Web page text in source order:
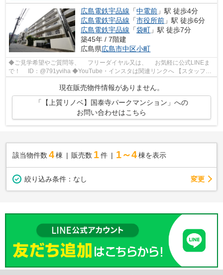
広島電鉄宇品線 「中電前 」駅 徒歩4分
広島電鉄宇品線 「市役所前 」駅 徒歩6分
広島電鉄宇品線 「袋町 」駅 徒歩7分
築45年 / 7階建
広島県広島市中区小町
◆ご見学希望やご質問等、 フリーダイヤル又は、 お気軽に公式LINEま
で！ ID：@791yviha ◆YouTube・インスタは関連リンクへ 【スタッフお
すすめポイント】 令和7年6月スケルトン...
現在販売物件情報がありません。
「【上質リノベ】国泰寺パークマンション」への
お問い合わせはこちら
該当物件数 4棟 販売数 1 件 1～4 棟を表示
絞り込み条件： なし 変更